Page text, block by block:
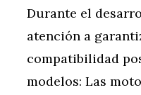
Durante el
atención a
compatibilidad
modelos: Las